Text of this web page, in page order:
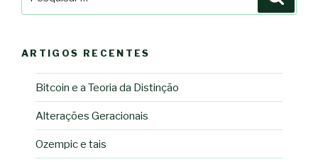
ARTIGOS RECENTES
Bitcoin e a Teoria da Distinção
Alterações Geracionais
Ozempic e tais